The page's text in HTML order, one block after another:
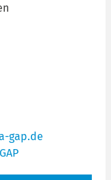
gap.de